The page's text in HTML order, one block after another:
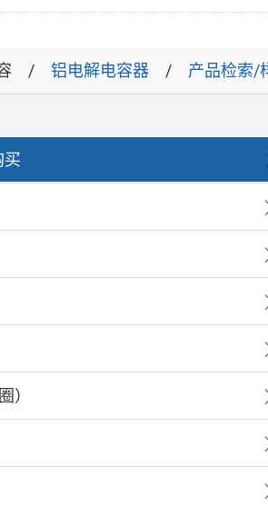
铝电解电容器 产品检索/
买
）